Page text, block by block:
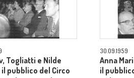
Togliatti e Nilde
pubblico del Circo
30.09.1959
Anna
il